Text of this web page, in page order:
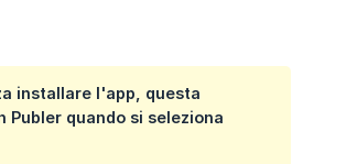
installare l'app, questa
quando si seleziona